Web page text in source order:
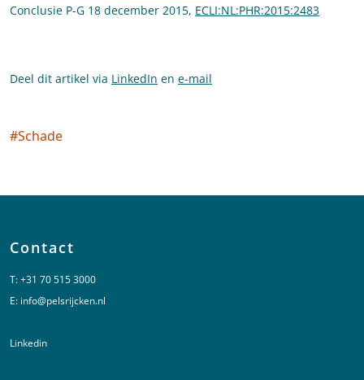
Conclusie P-G 18 december 2015, ECLI:NL:PHR:2015:2483
Deel dit artikel via LinkedIn en e-mail
Social tags
#Schade
Contact
T:+31 70 515 3000
E: info@pelsrijcken.nl
Linkedin